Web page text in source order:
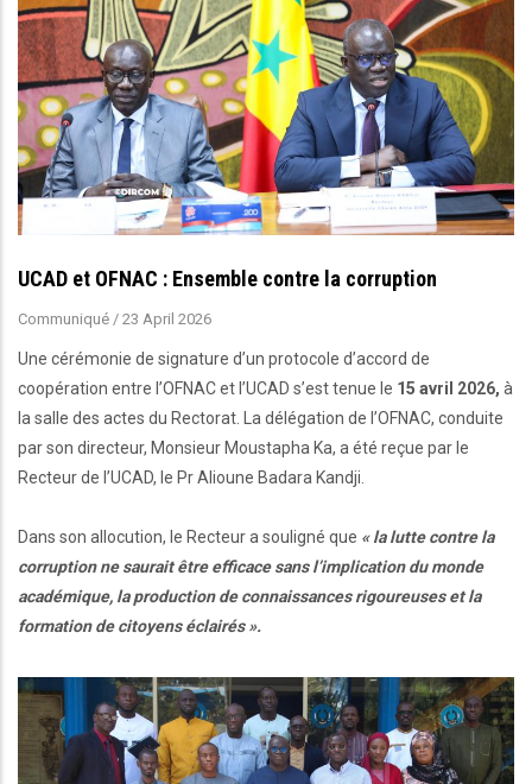
UCAD et OFNAC : Ensemble contre la corruption
Communiqué / 23 April 2026
Une cérémonie de signature d’un protocole d’accord de
coopération entre l’OFNAC et l’UCAD s’est tenue le 15 avril 2026, à
la salle des actes du Rectorat. La délégation de l’OFNAC, conduite
par son directeur, Monsieur Moustapha Ka, a été reçue par le
Recteur de l’UCAD, le Pr Alioune Badara Kandji.
Dans son allocution, le Recteur a souligné que « la lutte contre la
corruption ne saurait être efficace sans l’implication du monde
académique, la production de connaissances rigoureuses et la
formation de citoyens éclairés ».